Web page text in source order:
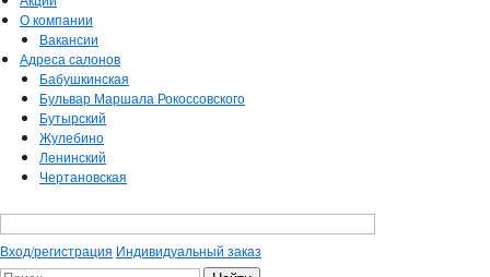
О компании
Вакансии
Адреса салонов
Бабушкинская
Бульвар Маршала Рокоссовского
Бутырский
Жулебино
Ленинский
Чертановская
Вход/регистрация Индивидуальный заказ